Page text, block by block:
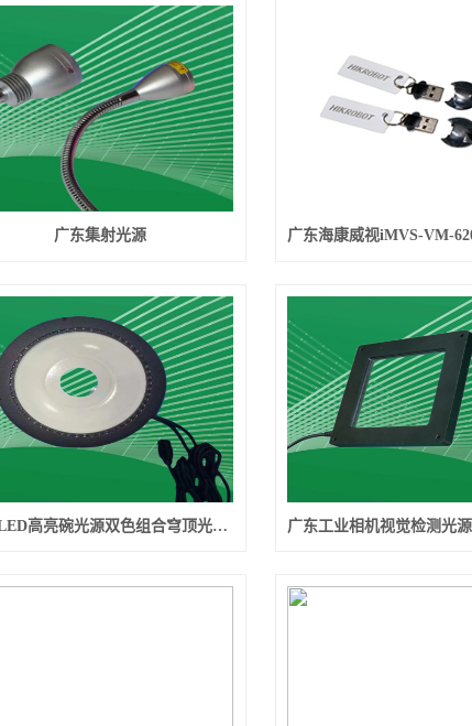
广东集射光源
广东LED高亮碗光源双色组合穹顶光源RID100工业相机视觉设备螺丝零件检测